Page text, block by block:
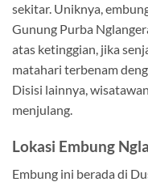
sekitar. Uniknya,
Gunung Purba
atas ketinggian, jika
matahari terbenam
Disisi lainnya,
menjulang.
Lokasi Embung
Embung ini berada di